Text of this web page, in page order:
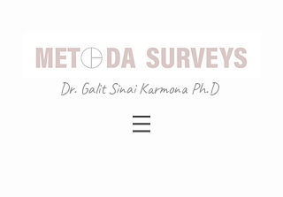
Dr. Galit Sinai Karmona Ph.D